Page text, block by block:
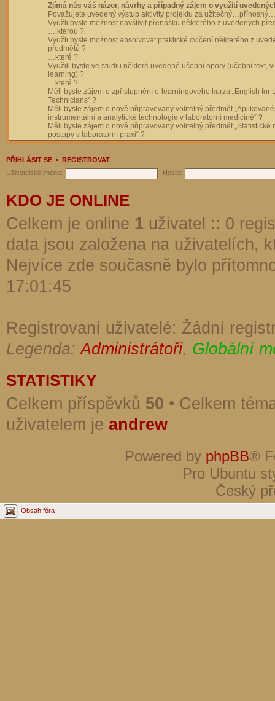
Zjímá nás váš názor, návrhy a případný zájem o využití
Považujete uvedený výstup aktivity projektu za
Využli byste možnost navštívit přenášku některého z uvedených
….kterou ?
Využli byste možnost absolvovat praktické cvičení některého z
předmětů ?
…které ?
Využili byste ve studiu některé uvedené učební opory (učební text,
learning) ?
…které ?
Měli byste zájem o zpřístupnění e-learningového kurzu „English for
Technicians“ ?
Měli byste zájem o nově připravovaný volitelný předmět „Aplikované
instrumentální a analytické technologie v laboratorní medicíně“ ?
Měli byste zájem o nově připravovaný volitelný předmět „Statistické
postupy v laboratorní praxi“ ?
PŘIHLÁSIT SE • REGISTROVAT
Uživatelské jméno:
Heslo:
KDO JE ONLINE
Celkem je online 1 uživatel :: 0
data jsou založena na uživatelích,
Nejvíce zde současně bylo
17:01:45
Registrovaní uživatelé: Žádní
Legenda:Administrátoři, Globální
STATISTIKY
Celkem příspěvků 50 • Celkem
uživatelem je andrew
Powered by phpBB®
Pro Ubuntu
Český
Obsah fóra